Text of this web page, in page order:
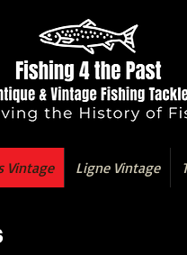
Vintage Ligne Vintage